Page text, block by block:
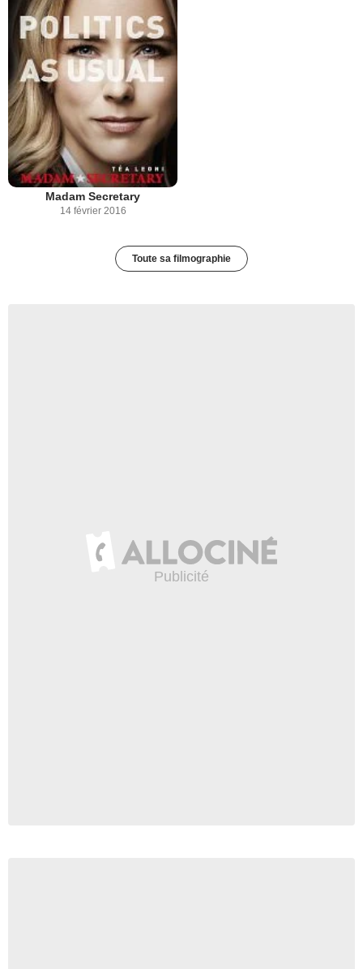
Madam Secretary
14 février 2016
Toute sa filmographie